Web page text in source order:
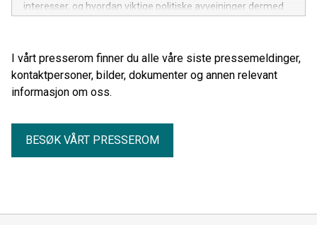
interesser, og hvordan viktige politiske avveininger dermed
I vårt presserom finner du alle våre siste pressemeldinger,
kontaktpersoner, bilder, dokumenter og annen relevant
informasjon om oss.
BESØK VÅRT PRESSEROM